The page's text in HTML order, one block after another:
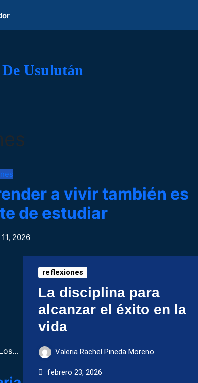
Usulután
a vivir también es
de estudiar
2026
reflexiones
La disciplina para
alcanzar el éxito en la
vida
Valeria Rachel Pineda Moreno
febrero 23, 2026